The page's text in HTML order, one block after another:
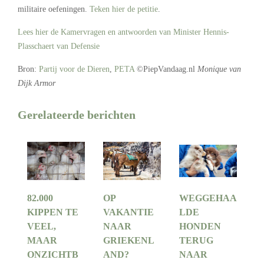
militaire oefeningen. Teken hier de petitie
Lees hier de Kamervragen en antwoorden van Minister Hennis-
Plasschaert van Defensie
Bron: Partij voor de Dieren PETA ©PiepVandaag.nl Monique van
Dijk Armor
Gerelateerde berichten
82.000
KIPPEN TE
VEEL,
MAAR
ONZICHTB
OP
VAKANTIE
NAAR
GRIEKENL
AND?
WEGGEHAA
LDE
HONDEN
TERUG
NAAR